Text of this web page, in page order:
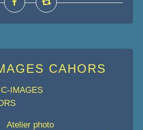
CAHORS
Atelier photo